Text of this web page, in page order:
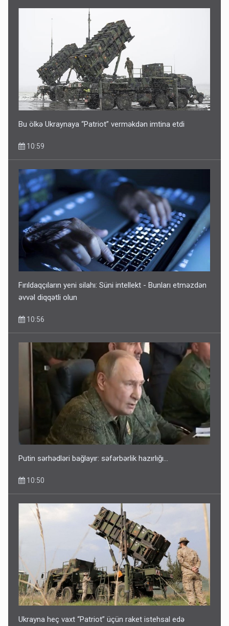
Bu ölkə Ukraynaya “Patriot” verməkdən imtina etdi
10:59
Fırıldaqçıların yeni silahı: Süni intellekt - Bunları etməzdən
əvvəl diqqətli olun
10:56
Putin sərhədləri bağlayır: səfərbərlik hazırlığı...
10:50
Ukrayna heç vaxt “Patriot” üçün raket istehsal edə